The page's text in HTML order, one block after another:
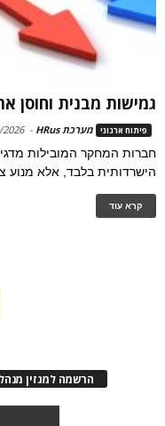
גמישות מבנית וחוסן
פיתוח ארגוני מערכת HRus -
חברות המחקר המובילות
הישרדותית בלבד, אלא מנוע
קרא עוד
הרשמה למגזין